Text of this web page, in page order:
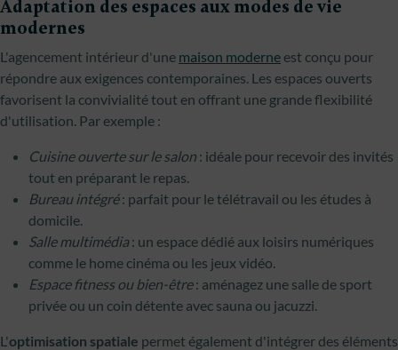
Adaptation des espaces aux modes de vie
modernes
L'agencement intérieur d'une maison moderne est conçu pour
répondre aux exigences contemporaines. Les espaces ouverts
favorisent la convivialité tout en offrant une grande flexibilité
d'utilisation. Par exemple :
Cuisine ouverte sur le salon : idéale pour recevoir des invités
tout en préparant le repas.
Bureau intégré: parfait pour le télétravail ou les études à
domicile.
Salle multimédia: un espace dédié aux loisirs numériques
comme le home cinéma ou les jeux vidéo.
Espace fitness ou bien-être: aménagez une salle de sport
privée ou un coin détente avec sauna ou jacuzzi.
L'optimisation spatiale permet également d'intégrer des éléments